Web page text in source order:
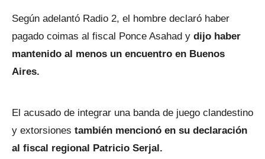
Según adelantó Radio 2, el hombre declaró haber
pagado coimas al fiscal Ponce Asahad y dijo haber
mantenido al menos un encuentro en Buenos
Aires.
El acusado de integrar una banda de juego clandestino
y extorsiones también mencionó en su declaración
al fiscal regional Patricio Serjal.